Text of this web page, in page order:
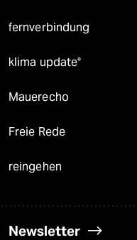
fernverbindung
klima update°
Mauerecho
Freie Rede
reingehen
Newsletter